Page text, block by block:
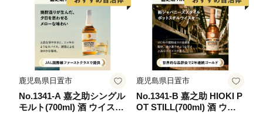
鹿児島県日置市
No.1341-A 嘉之助シングル
モルト(700ml) 酒 ウイスキ
鹿児島県日置市
No.1341-B 嘉之助 HIOKI P
OT STILL(700ml) 酒 ウイ